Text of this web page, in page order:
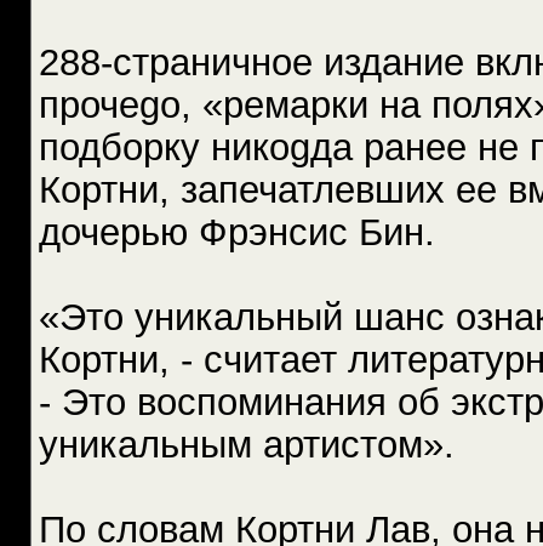
288-страничное издание
прочеgо, «ремарки на
подборку никоgда ранее
Кортни, запечатлевших ее
дочерью Фрэнсис Бин.
«Это уникальный шанс
Кортни, - считает
- Это воспоминания об
уникальным артистом».
По словам Кортни Лав, она